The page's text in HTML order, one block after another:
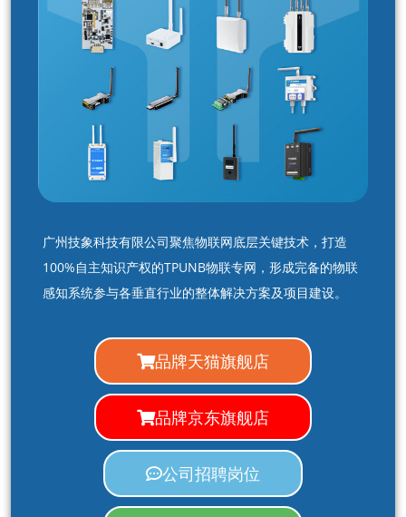
广州技象科技有限公司聚焦物联网底层关键技术，打造
100%自主知识产权的TPUNB物联专网，形成完备的物联
感知系统参与各垂直行业的整体解决方案及项目建设。
品牌天猫旗舰店
品牌京东旗舰店
公司招聘岗位